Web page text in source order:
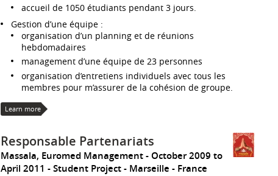
accueil de 1050 étudiants pendant 3 jours.
Gestion d’une équipe :
organisation d’un planning et de réunions
hebdomadaires
management d’une équipe de 23 personnes
organisation d’entretiens individuels avec tous les
membres pour m’assurer de la cohésion de groupe.
Learn more
Responsable Partenariats
Massala, Euromed Management
October 2009 to
April 2011
Student Project Marseille France